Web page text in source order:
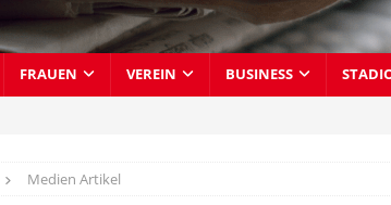
FRAUEN VEREIN BUSINESS
Medien Artikel